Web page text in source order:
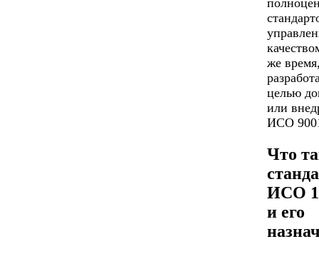
же
целью
или
ИСО
Что
ИСО
и его